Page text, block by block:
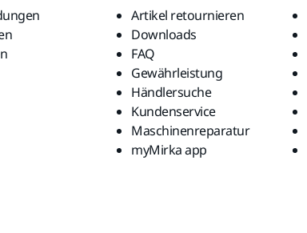
Artikel retournieren
Downloads
FAQ
Gewährleistung
Händlersuche
Kundenservice
Maschinenreparatur
myMirka app